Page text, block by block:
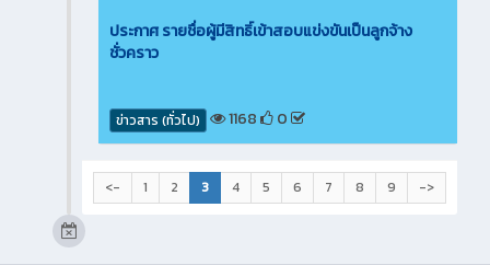
ประกาศ รายชื่อผู้มีสิทธิ์เข้าสอบแข่งขันเป็นลูกจ้าง
ชั่วคราว
ข่าวสาร (ทั่วไป) 1168 0
<- 1 2 3 4 5 6 7 8 9 ->